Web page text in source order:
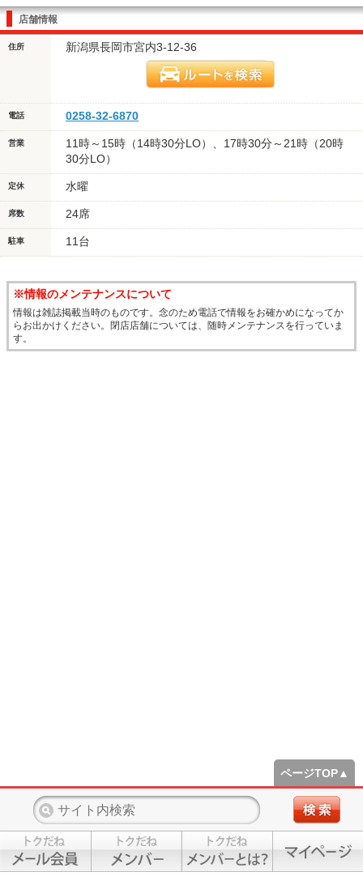
店舗情報
住所 新潟県長岡市宮内3-12-36
電話 0258-32-6870
営業
11時～15時（14時30分LO）、17時30分～21時（20時
30分LO）
定休 水曜
席数 24席
駐車 11台
※情報のメンテナンスについて
情報は雑誌掲載当時のものです。念のため電話で情報をお確かめになってか
らお出かけください。閉店店舗については、随時メンテナンスを行っていま
す。
ページTOP▲